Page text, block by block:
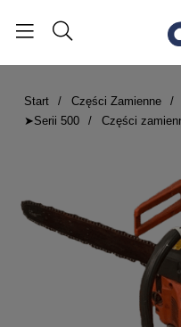
Start Części Zamienne
➤Serii 500
Części